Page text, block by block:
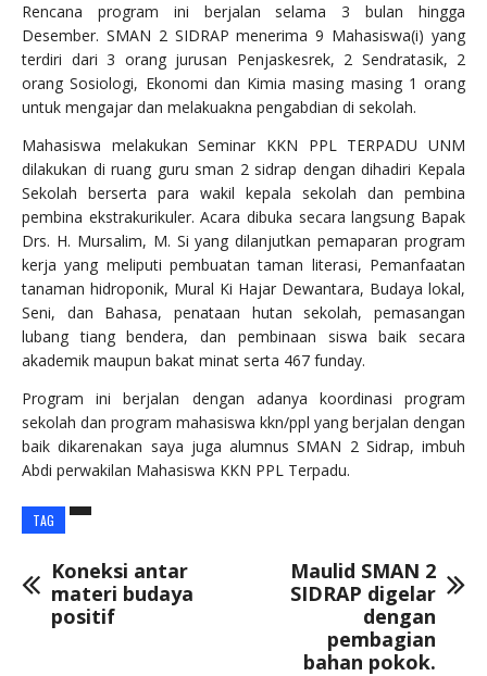
Rencana program ini berjalan selama 3 bulan hingga
Desember. SMAN 2 SIDRAP menerima 9 Mahasiswa(i) yang
terdiri dari 3 orang jurusan Penjaskesrek, 2 Sendratasik, 2
orang Sosiologi, Ekonomi dan Kimia masing masing 1 orang
untuk mengajar dan melakuakna pengabdian di sekolah.
Mahasiswa melakukan Seminar KKN PPL TERPADU UNM
dilakukan di ruang guru sman 2 sidrap dengan dihadiri Kepala
Sekolah berserta para wakil kepala sekolah dan pembina
pembina ekstrakurikuler. Acara dibuka secara langsung Bapak
Drs. H. Mursalim, M. Si yang dilanjutkan pemaparan program
kerja yang meliputi pembuatan taman literasi, Pemanfaatan
tanaman hidroponik, Mural Ki Hajar Dewantara, Budaya lokal,
Seni, dan Bahasa, penataan hutan sekolah, pemasangan
lubang tiang bendera, dan pembinaan siswa baik secara
akademik maupun bakat minat serta 467 funday.
Program ini berjalan dengan adanya koordinasi program
sekolah dan program mahasiswa kkn/ppl yang berjalan dengan
baik dikarenakan saya juga alumnus SMAN 2 Sidrap, imbuh
Abdi perwakilan Mahasiswa KKN PPL Terpadu.
TAG
Koneksi antar
materi budaya
positif
Maulid SMAN 2
SIDRAP digelar
dengan
pembagian
bahan pokok.